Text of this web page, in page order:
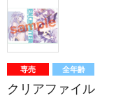
専売 全年齢
クリアファイル